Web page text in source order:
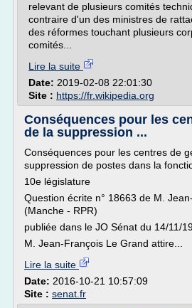
relevant de plusieurs comités
contraire d'un des ministres de
des réformes touchant plusieurs
comités...
Lire la suite
Date: 2019-02-08 22:01:30
Site : https://fr.wikipedia.org
Conséquences pour les
de la suppression ...
Conséquences pour les centres de
suppression de postes dans la
10e législature
Question écrite n° 18663 de M.
(Manche - RPR)
publiée dans le JO Sénat du 14/11/
M. Jean-François Le Grand attire...
Lire la suite
Date: 2016-10-21 10:57:09
Site : senat.fr